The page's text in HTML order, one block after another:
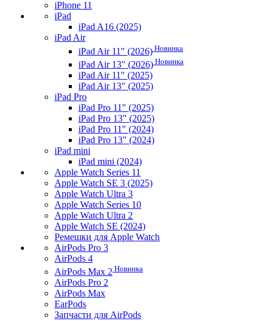
iPhone 11
iPad
iPad A16 (2025)
iPad Air
iPad Air 11" (2026) Новинка
iPad Air 13" (2026) Новинка
iPad Air 11" (2025)
iPad Air 13" (2025)
iPad Pro
iPad Pro 11" (2025)
iPad Pro 13" (2025)
iPad Pro 11" (2024)
iPad Pro 13" (2024)
iPad mini
iPad mini (2024)
Apple Watch Series 11
Apple Watch SE 3 (2025)
Apple Watch Ultra 3
Apple Watch Series 10
Apple Watch Ultra 2
Apple Watch SE (2024)
Ремешки для Apple Watch
AirPods Pro 3
AirPods 4
AirPods Max 2 Новинка
AirPods Pro 2
AirPods Max
EarPods
Запчасти для AirPods